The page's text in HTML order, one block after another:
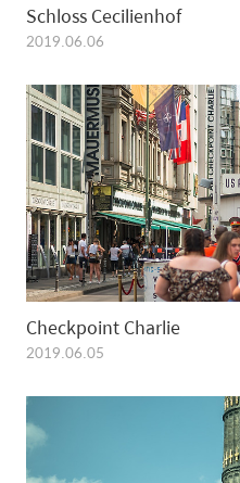
Schloss Cecilienhof
2019.06.06
Checkpoint Charlie
2019.06.05